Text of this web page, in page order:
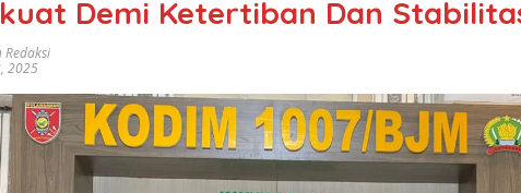
Demi Ketertiban Dan
Redaksi
2025